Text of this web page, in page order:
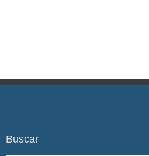
Buscar